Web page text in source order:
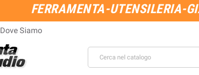
FERRAMENTA-UTENSILERIA-
Dove Siamo